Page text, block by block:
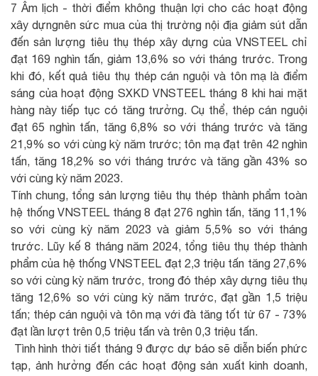
7 Âm lịch - thời điểm không thuận lợi cho các hoạt động
xây dựngnên sức mua của thị trường nội địa giảm sút dẫn
đến sản lượng tiêu thụ thép xây dựng của VNSTEEL chỉ
đạt 169 nghìn tấn, giảm 13,6% so với tháng trước. Trong
khi đó, kết quả tiêu thụ thép cán nguội và tôn mạ là điểm
sáng của hoạt động SXKD VNSTEEL tháng 8 khi hai mặt
hàng này tiếp tục có tăng trưởng. Cụ thể, thép cán nguội
đạt 65 nghìn tấn, tăng 6,8% so với tháng trước và tăng
21,9% so với cùng kỳ năm trước; tôn mạ đạt trên 42 nghìn
tấn, tăng 18,2% so với tháng trước và tăng gần 43% so
với cùng kỳ năm 2023.
Tính chung, tổng sản lượng tiêu thụ thép thành phẩm toàn
hệ thống VNSTEEL tháng 8 đạt 276 nghìn tấn, tăng 11,1%
so với cùng kỳ năm 2023 và giảm 5,5% so với tháng
trước. Lũy kế 8 tháng năm 2024, tổng tiêu thụ thép thành
phẩm của hệ thống VNSTEEL đạt 2,3 triệu tấn tăng 27,6%
so với cùng kỳ năm trước, trong đó thép xây dựng tiêu thụ
tăng 12,6% so với cùng kỳ năm trước, đạt gần 1,5 triệu
tấn; thép cán nguội và tôn mạ với đà tăng tốt từ 67 - 73%
đạt lần lượt trên 0,5 triệu tấn và trên 0,3 triệu tấn.
Tình hình thời tiết tháng 9 được dự báo sẽ diễn biến phức
tạp, ảnh hưởng đến các hoạt động sản xuất kinh doanh,